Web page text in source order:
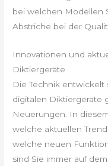
bei welchen Modellen
Abstriche bei der
Innovationen und
Diktiergeräte
Die Technik
digitalen Diktiergeräte
Neuerungen. In
welche aktuellen
welche neuen
sind Sie immer auf